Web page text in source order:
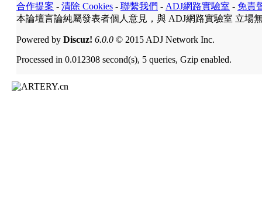
合作提案 - 清除 Cookies - 聯繫我們 - ADJ網路實驗室 - 免責
本論壇言論純屬發表者個人意見，與 ADJ網路實驗室 立場
Powered by Discuz! 6.0.0 © 2015 ADJ Network Inc.
Processed in 0.012308 second(s), 5 queries, Gzip enabled.